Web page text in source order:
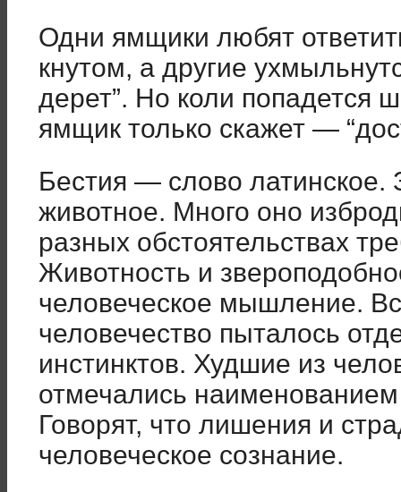
Одни ямщики любят
кнутом, а другие
дерет”. Но коли попадется
ямщик только скажет —
Бестия — слово латинское.
животное. Много оно
разных обстоятельствах
Животность и
человеческое мышление.
человечество пыталось
инстинктов. Худшие из
отмечались
Говорят, что лишения и
человеческое сознание.